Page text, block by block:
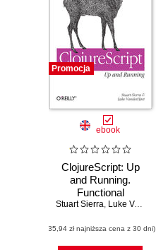
Promocja
ebook
ClojureScript: Up
and Running.
Functional
Programming for
Stuart Sierra, Luke VanderHart
(35,94 zł najniższa cena z 30 dni)